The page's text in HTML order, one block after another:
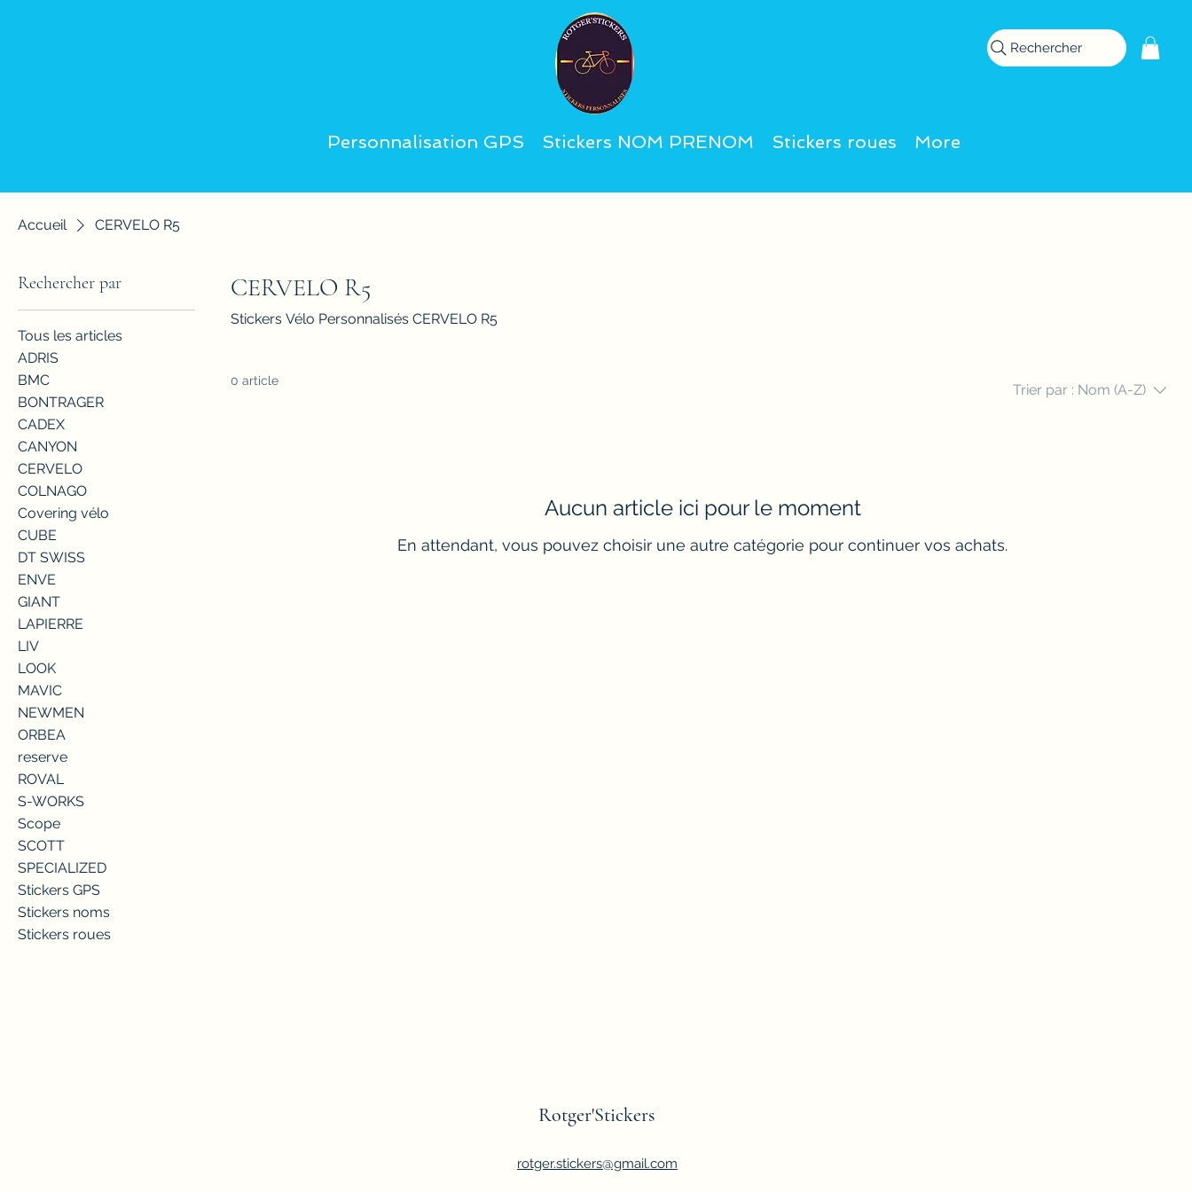
Personnalisation GPS Stickers NOM PRENOM Stickers roues More
Rechercher
Accueil CERVELO R5
Rechercher par
Tous les articles
ADRIS
BMC
BONTRAGER
CADEX
CANYON
CERVELO
COLNAGO
Covering vélo
CUBE
DT SWISS
ENVE
GIANT
LAPIERRE
LIV
LOOK
MAVIC
NEWMEN
ORBEA
reserve
ROVAL
S-WORKS
Scope
SCOTT
SPECIALIZED
Stickers GPS
Stickers noms
Stickers roues
CERVELO R5
Stickers Vélo Personnalisés CERVELO R5
0 article
Trier par : Nom (A-Z)
Aucun article ici pour le moment
En attendant, vous pouvez choisir une autre catégorie pour continuer vos achats.
Rotger'Stickers
rotger.stickers@gmail.com